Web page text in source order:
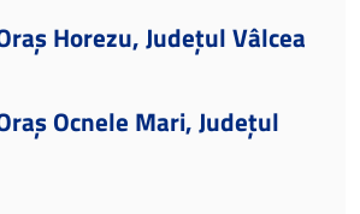
Horezu, Județul Vâlcea
Ocnele Mari, Județul